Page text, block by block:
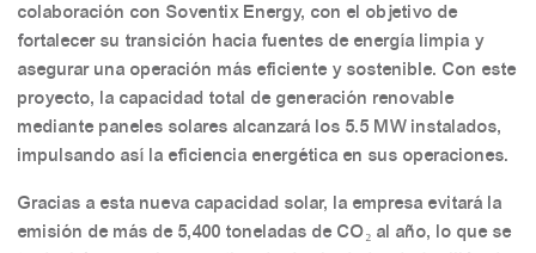
colaboración con Soventix Energy, con el objetivo de
fortalecer su transición hacia fuentes de energía limpia y
asegurar una operación más eficiente y sostenible. Con este
proyecto, la capacidad total de generación renovable
mediante paneles solares alcanzará los 5.5 MW instalados,
impulsando así la eficiencia energética en sus operaciones.
Gracias a esta nueva capacidad solar, la empresa evitará la
emisión de más de 5,400 toneladas de CO₂ al año, lo que se